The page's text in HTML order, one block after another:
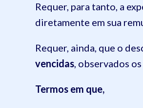
Requer, para tanto, a
diretamente em sua
Requer, ainda, que o
vencidas, observados
Termos em que,